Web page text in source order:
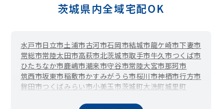
茨城県内全域宅配OK
水戸市日立市土浦市古河市石岡市結城市龍ケ崎市下妻市
常総市常陸太田市高萩市北茨城市取手市牛久市つくば市
ひたちなか市鹿嶋市潮来市守谷市常陸大宮市那珂市
筑西市坂東市稲敷市かすみがうら市桜川市神栖市行方市
鉾田市つくばみらい市小美玉市茨城町大洗町城里町